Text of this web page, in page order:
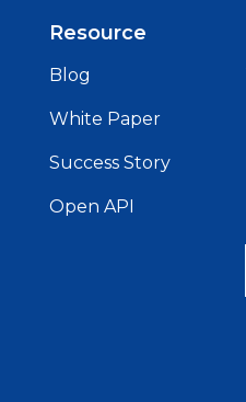
Resource
Blog
White Paper
Success Story
Open API